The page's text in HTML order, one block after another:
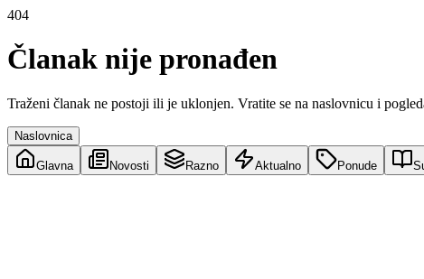
404
Članak nije pronađen
Traženi članak ne postoji ili je uklonjen. Vratite se na naslovnicu i
Naslovnica
Glavna Novosti Razno Aktualno Ponude